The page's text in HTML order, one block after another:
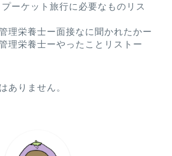
ーケット旅行に必要なものリス
理栄養士ー面接なに聞かれたかー
理栄養士ーやったことリストー
ありません。